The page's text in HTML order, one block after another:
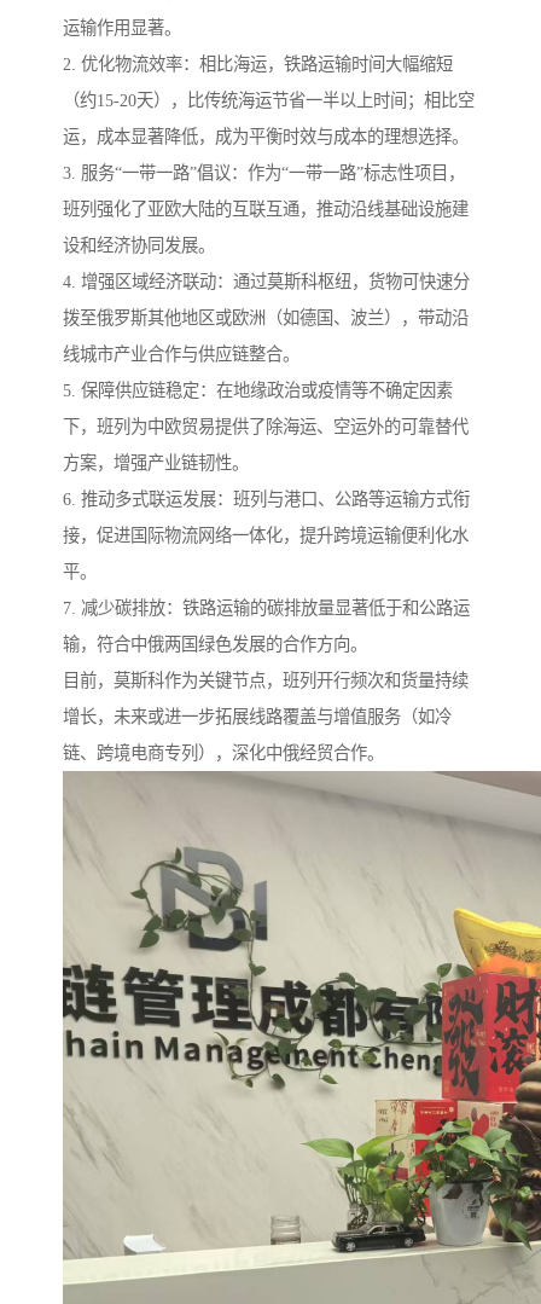
运输作用显著。
2. 优化物流效率：相比海运，铁路运输时间大幅缩短
（约15-20天），比传统海运节省一半以上时间；相比空
运，成本显著降低，成为平衡时效与成本的理想选择。
3. 服务“一带一路”倡议：作为“一带一路”标志性项目，
班列强化了亚欧大陆的互联互通，推动沿线基础设施建
设和经济协同发展。
4. 增强区域经济联动：通过莫斯科枢纽，货物可快速分
拨至俄罗斯其他地区或欧洲（如德国、波兰），带动沿
线城市产业合作与供应链整合。
5. 保障供应链稳定：在地缘政治或疫情等不确定因素
下，班列为中欧贸易提供了除海运、空运外的可靠替代
方案，增强产业链韧性。
6. 推动多式联运发展：班列与港口、公路等运输方式衔
接，促进国际物流网络一体化，提升跨境运输便利化水
平。
7. 减少碳排放：铁路运输的碳排放量显著低于和公路运
输，符合中俄两国绿色发展的合作方向。
目前，莫斯科作为关键节点，班列开行频次和货量持续
增长，未来或进一步拓展线路覆盖与增值服务（如冷
链、跨境电商专列），深化中俄经贸合作。